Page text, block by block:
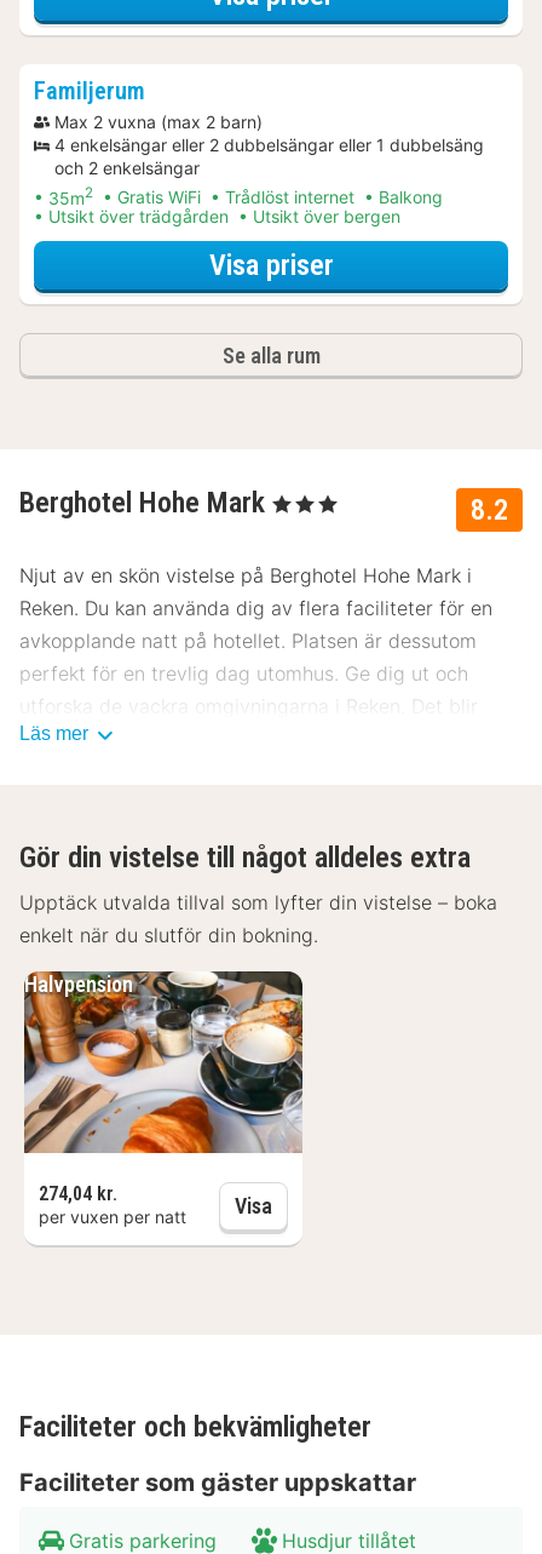
Familjerum
Max 2 vuxna (max 2 barn)
4 enkelsängar eller 2 dubbelsängar eller 1 dubbelsäng
och 2 enkelsängar
35m2 Gratis WiFi Trådlöst internet
Balkong
Utsikt över trädgården
Utsikt över bergen
Visa priserför Familjerum
Se alla rum
8.2
Berghotel Hohe Mark , 3 Stjärnor
Njut av en skön vistelse på Berghotel Hohe Mark i
Reken. Du kan använda dig av flera faciliteter för en
avkopplande natt på hotellet. Platsen är dessutom
perfekt för en trevlig dag utomhus. Ge dig ut och
utforska de vackra omgivningarna i Reken. Det blir
garanterat en trevlig vistelse på Berghotel Hohe Mark.
Läs mer
Gör din vistelse till något alldeles extra
Upptäck utvalda tillval som lyfter din vistelse – boka
enkelt när du slutför din bokning.
Halvpension
274,04 kr.
per vuxen per natt Visa
Faciliteter och bekvämligheter
Faciliteter som gäster uppskattar
Gratis parkering
Husdjur tillåtet